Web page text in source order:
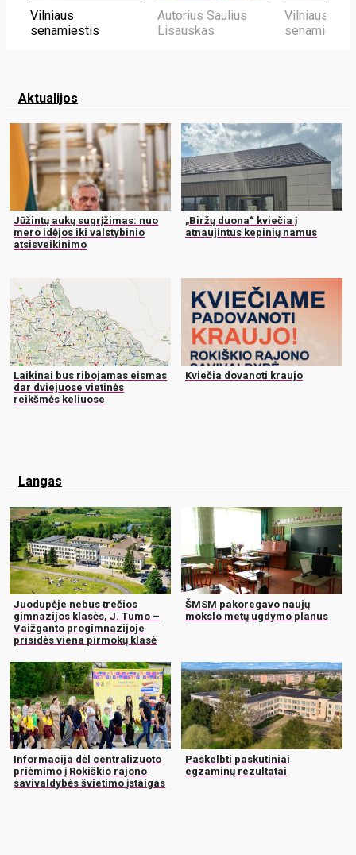
Vilniaus
senamiestis
Autorius Saulius
Lisauskas
Vilniaus
senamiestis
Aktualijos
Jūžintų aukų sugrįžimas: nuo
mero idėjos iki valstybinio
atsisveikinimo
„Biržų duona“ kviečia į
atnaujintus kepinių namus
Laikinai bus ribojamas eismas
dar dviejuose vietinės
reikšmės keliuose
Kviečia dovanoti kraujo
Langas
Juodupėje nebus trečios
gimnazijos klasės, J. Tumo –
Vaižganto progimnazijoje
prisidės viena pirmokų klasė
ŠMSM pakoregavo naujų
mokslo metų ugdymo planus
Informacija dėl centralizuoto
priėmimo į Rokiškio rajono
savivaldybės švietimo įstaigas
Paskelbti paskutiniai
egzaminų rezultatai